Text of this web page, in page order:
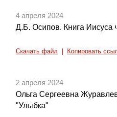
4 апреля 2024
Д.Б. Осипов. Книга Иисуса
Скачать файл Копировать
2 апреля 2024
Ольга Сергеевна
"Улыбка"